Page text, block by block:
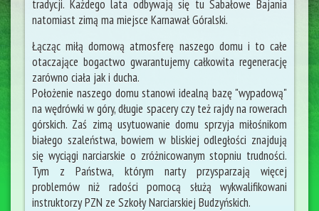
tradycji. Każdego lata odbywają się tu Sabałowe Bajania
natomiast zimą ma miejsce Karnawał Góralski.
Łącząc miłą domową atmosferę naszego domu i to całe
otaczające bogactwo gwarantujemy całkowita regenerację
zarówno ciała jak i ducha.
Położenie naszego domu stanowi idealną bazę "wypadową"
na wędrówki w góry, długie spacery czy też rajdy na rowerach
górskich. Zaś zimą usytuowanie domu sprzyja miłośnikom
białego szaleństwa, bowiem w bliskiej odległości znajdują
się wyciągi narciarskie o zróżnicowanym stopniu trudności.
Tym z Państwa, którym narty przysparzają więcej
problemów niż radości pomocą służą wykwalifikowani
instruktorzy PZN ze Szkoły Narciarskiej Budzyńskich.